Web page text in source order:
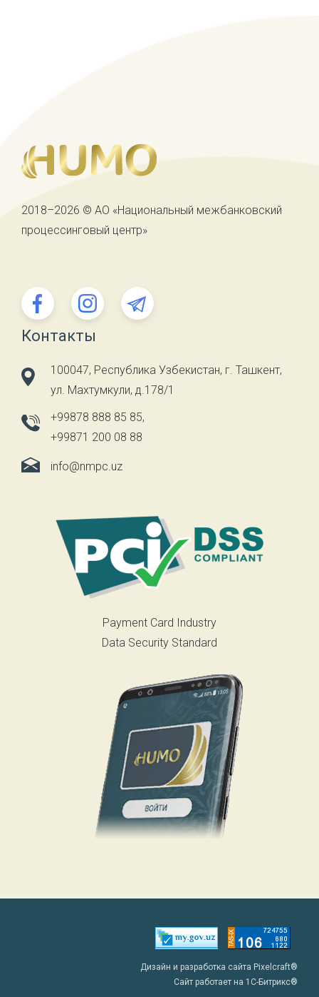
2018–2026 © АО «Национальный межбанковский
процессинговый центр»
Контакты
100047, Республика Узбекистан, г. Ташкент,
ул. Махтумкули, д.178/1
+99878 888 85 85,
+99871 200 08 88
info@nmpc.uz
Payment Card Industry
Data Security Standard
Дизайн и разработка сайта Pixelcraft®
Сайт работает на 1C-Битрикс®